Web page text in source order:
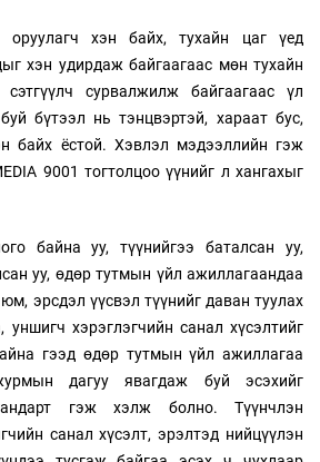
оруулагч хэн байх, тухайн цаг үед
хэн удирдаж байгаагаас мөн тухайн
сурвалжилж байгаагаас үл
бүтээл нь тэнцвэртэй, хараат бус,
байх ёстой. Хэвлэл мэдээллийн гэж
9001 тогтолцоо үүнийг л хангахыг
байна уу, түүнийгээ баталсан уу,
уу, өдөр тутмын үйл ажиллагаандаа
эрсдэл үүсвэл түүнийг даван туулах
уншигч хэрэглэгчийн санал хүсэлтийг
гээд өдөр тутмын үйл ажиллагаа
дагуу явагдаж буй эсэхийг
гэж хэлж болно. Түүнчлэн
санал хүсэлт, эрэлтэд нийцүүлэн